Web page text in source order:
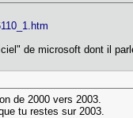
de microsoft dont il
de 2000 vers 2003.
tu restes sur 2003.